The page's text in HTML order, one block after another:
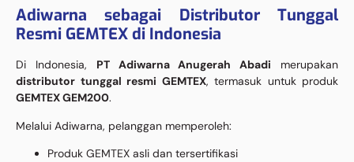
Adiwarna sebagai Distributor Tunggal
Resmi GEMTEX di Indonesia
Di Indonesia, PT Adiwarna Anugerah Abadi merupakan
distributor tunggal resmi GEMTEX, termasuk untuk produk
GEMTEX GEM200.
Melalui Adiwarna, pelanggan memperoleh:
Produk GEMTEX asli dan tersertifikasi